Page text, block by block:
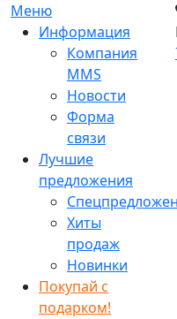
Меню
Информация
Компания
MMS
Новости
Форма
связи
Лучшие
предложения
Хиты
продаж
Новинки
Покупай с
подарком!